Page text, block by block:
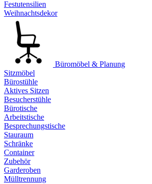
Festutensilien
Weihnachtsdekor
Büromöbel & Planung
Sitzmöbel
Bürostühle
Aktives Sitzen
Besucherstühle
Bürotische
Arbeitstische
Besprechungstische
Stauraum
Schränke
Container
Zubehör
Garderoben
Mülltrennung